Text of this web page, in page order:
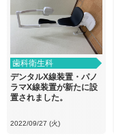
歯科衛生科
デンタルX線装置・パノ
ラマX線装置が新たに設
置されました。
2022/09/27 (火)